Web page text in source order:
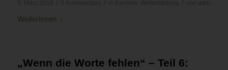
Weiterlesen
„Wenn die Worte fehlen“ – Teil 6: